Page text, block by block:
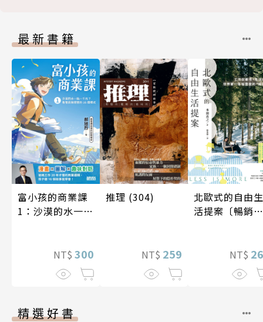
最新書籍
富小孩的商業課
1：沙漠的水一瓶
NT$ 300
推理 (304)
NT$ 259
北歐式的自由生
活提案〔暢銷新
NT$
精選好書